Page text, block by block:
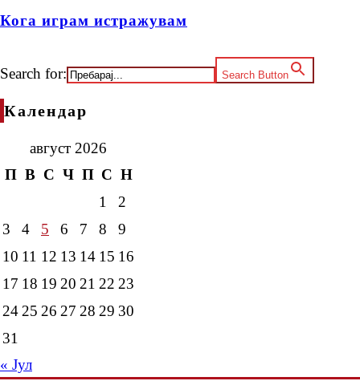
Кога играм истражувам
Search for: Search Button
Календар
август 2026
П В С Ч П С Н
1
2
3
4 5 6 7 8
9
10 11 12 13 14 15 16
17 18 19 20 21 22 23
24 25 26 27 28 29 30
31
« Јул